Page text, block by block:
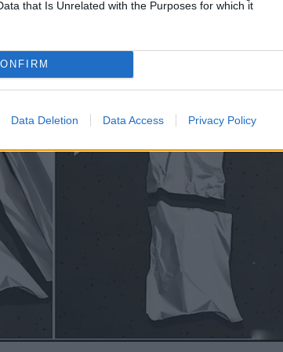
that Is Unrelated with the Purposes for which it
Data Deletion Data Access Privacy Policy